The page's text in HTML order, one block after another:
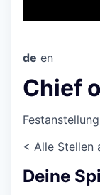
de en
Chief
Festanstellung
< Alle Stellen
Deine